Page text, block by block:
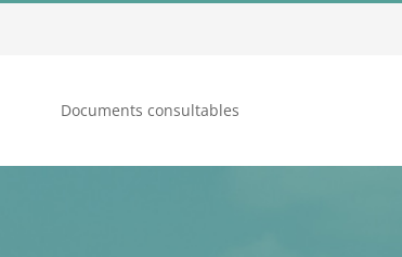
Documents consultables